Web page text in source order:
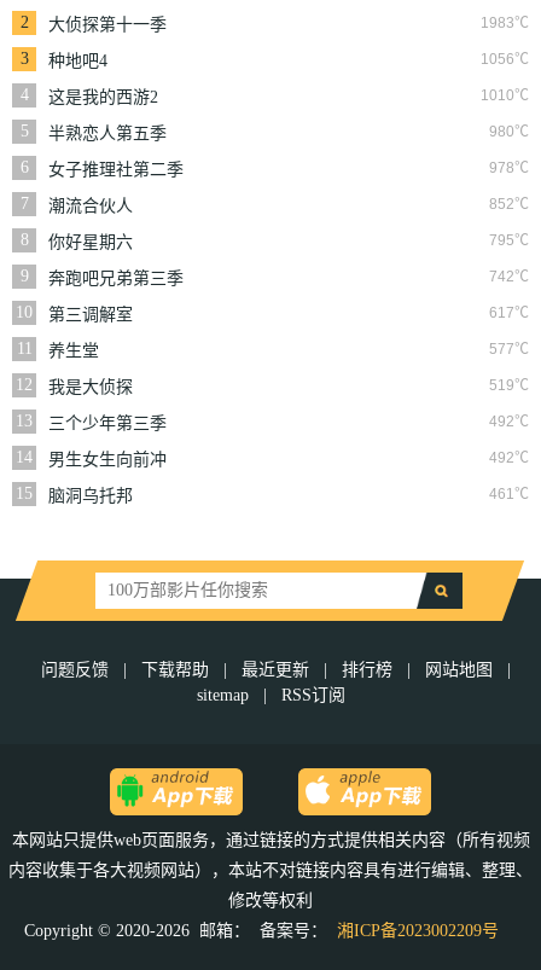
2 1983℃
大侦探第十一季
3
1056℃
种地吧4
4
1010℃
这是我的西游2
5
980℃
半熟恋人第五季
6
978℃
女子推理社第二季
7
852℃
潮流合伙人
8
795℃
你好星期六
9
742℃
奔跑吧兄弟第三季
10
617℃
第三调解室
11
577℃
养生堂
12
519℃
我是大侦探
13
492℃
三个少年第三季
14
492℃
男生女生向前冲
15
461℃
脑洞乌托邦
问题反馈 下载帮助 最近更新 排行榜 网站地图
sitemap
RSS订阅
本网站只提供web页面服务，通过链接的方式提供相关内容（所有视频
内容收集于各大视频网站），本站不对链接内容具有进行编辑、整理、
修改等权利
Copyright © 2020-2026 邮箱：
备案号： 湘ICP备2023002209号